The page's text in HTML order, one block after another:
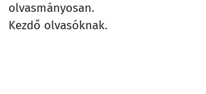
olvasmányosan.
Kezdő olvasóknak.